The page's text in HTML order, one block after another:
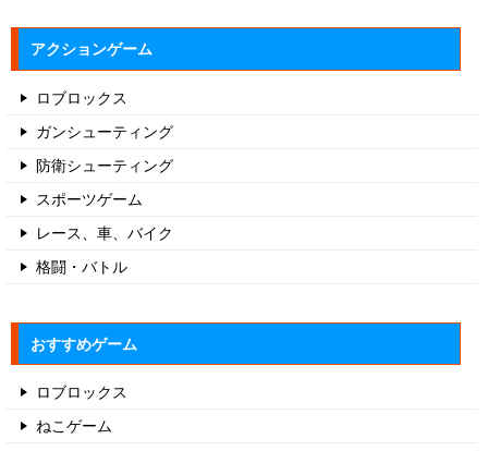
アクションゲーム
ロブロックス
ガンシューティング
防衛シューティング
スポーツゲーム
レース、車、バイク
格闘・バトル
おすすめゲーム
ロブロックス
ねこゲーム